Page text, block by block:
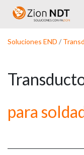
Skip to Content
Soluciones END /
para